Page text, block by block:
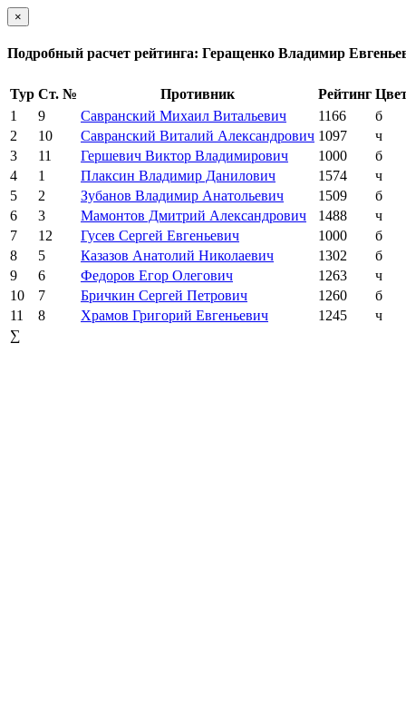
×
Подробный расчет рейтинга: Геращенко Владимир
Тур Ст. № Противник Рейтинг
1
9 Савранский Михаил Витальевич 1166
б
2
10 Савранский Виталий Александрович 1097
ч
3
11 Гершевич Виктор Владимирович 1000
б
4
1 Плаксин Владимир Данилович 1574
ч
5
2 Зубанов Владимир Анатольевич 1509
б
6
3 Мамонтов Дмитрий Александрович 1488
ч
7
12 Гусев Сергей Евгеньевич 1000
б
8
5 Казазов Анатолий Николаевич 1302
б
9
6 Федоров Егор Олегович 1263
ч
10
7 Бричкин Сергей Петрович 1260
б
11
8 Храмов Григорий Евгеньевич 1245
ч
∑